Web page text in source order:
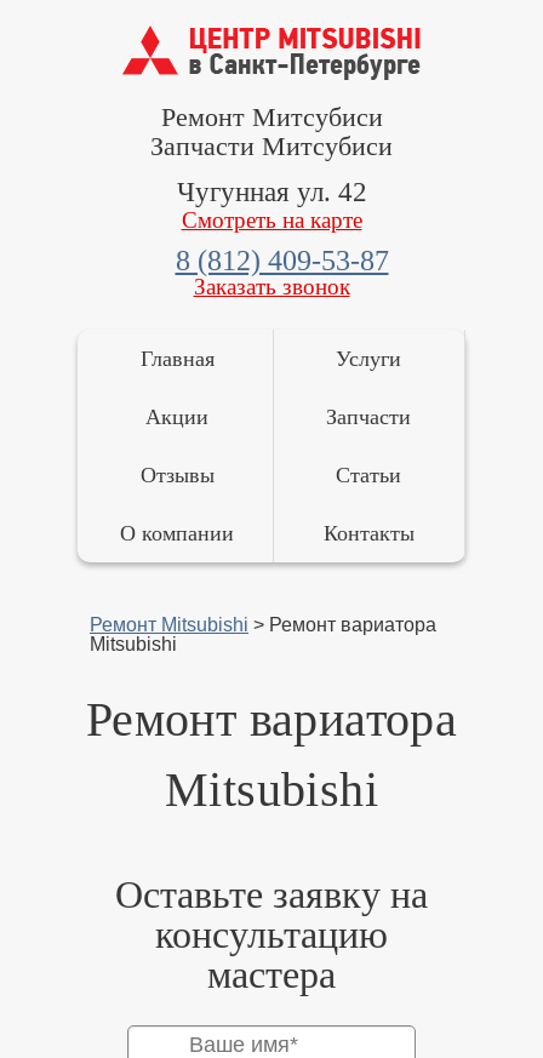
Ремонт Митсубиси
Запчасти Митсубиси
Чугунная ул. 42
Смотреть на карте
8 (812) 409-53-87
Заказать звонок
Главная
Акции
Услуги
Запчасти
Отзывы Статьи
О компании Контакты
Ремонт Mitsubishi > Ремонт вариатора
Mitsubishi
Ремонт вариатора
Mitsubishi
Оставьте заявку на
консультацию
мастера